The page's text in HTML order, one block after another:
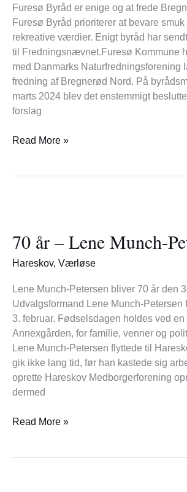
Furesø Byråd er enige og at frede
Furesø Byråd prioriterer at bevare smuk
rekreative værdier. Enigt byråd har
til Fredningsnævnet.Furesø Kommune
med Danmarks Naturfredningsforening
fredning af Bregnerød Nord. På
marts 2024 blev det enstemmigt
forslag
Nord
Read More »
70 år – Lene Munch-
Hareskov, Værløse
Lene Munch-Petersen bliver 70 år den
Udvalgsformand Lene Munch-Petersen
3. februar. Fødselsdagen holdes ved en
Annexgården, for familie, venner og
Lene Munch-Petersen flyttede til
gik ikke lang tid, før han kastede sig
oprette Hareskov Medborgerforening
dermed
–
Lene
Munch-
Read More »